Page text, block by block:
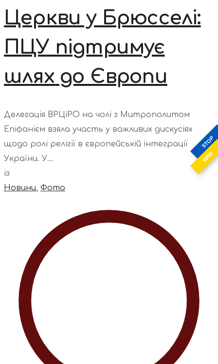
STOP
WAR
Церкви у Брюсселі:
ПЦУ підтримує
шлях до Європи
Делегація ВРЦіРО на чолі з Митрополитом
Епіфанієм взяла участь у важливих дискусіях
щодо ролі релігії в європейській інтеграції
України. У...
із
Новини, Фото